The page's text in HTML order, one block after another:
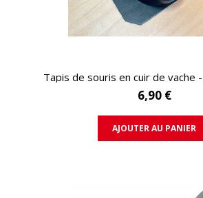
APERÇU RAPIDE
Tapis de souris en cuir de vache
6,90 €
AJOUTER AU PANIER